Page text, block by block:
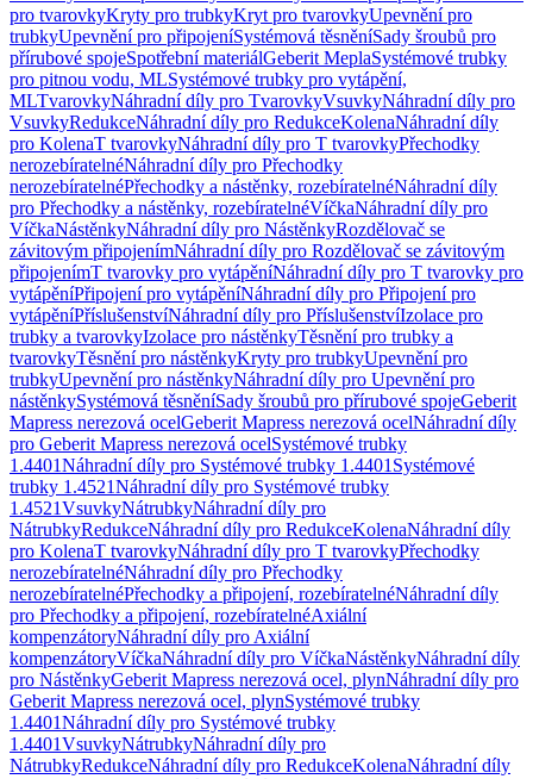
pro tvarovkyKryty pro trubkyKryt pro tvarovkyUpevnění pro
trubkyUpevnění pro připojeníSystémová těsněníSady šroubů pro
přírubové spojeSpotřební materiálGeberit MeplaSystémové trubky
pro pitnou vodu, MLSystémové trubky pro vytápění,
MLTvarovkyNáhradní díly pro TvarovkyVsuvkyNáhradní díly pro
VsuvkyRedukceNáhradní díly pro RedukceKolenaNáhradní díly
pro KolenaT tvarovkyNáhradní díly pro T tvarovkyPřechodky
nerozebíratelnéNáhradní díly pro Přechodky
nerozebíratelnéPřechodky a nástěnky, rozebíratelnéNáhradní díly
pro Přechodky a nástěnky, rozebíratelnéVíčkaNáhradní díly pro
VíčkaNástěnkyNáhradní díly pro NástěnkyRozdělovač se
závitovým připojenímNáhradní díly pro Rozdělovač se závitovým
připojenímT tvarovky pro vytápěníNáhradní díly pro T tvarovky pro
vytápěníPřipojení pro vytápěníNáhradní díly pro Připojení pro
vytápěníPříslušenstvíNáhradní díly pro PříslušenstvíIzolace pro
trubky a tvarovkyIzolace pro nástěnkyTěsnění pro trubky a
tvarovkyTěsnění pro nástěnkyKryty pro trubkyUpevnění pro
trubkyUpevnění pro nástěnkyNáhradní díly pro Upevnění pro
nástěnkySystémová těsněníSady šroubů pro přírubové spojeGeberit
Mapress nerezová ocelGeberit Mapress nerezová ocelNáhradní díly
pro Geberit Mapress nerezová ocelSystémové trubky
1.4401Náhradní díly pro Systémové trubky 1.4401 Systémové
trubky 1.4521Náhradní díly pro Systémové trubky
1.4521VsuvkyNátrubkyNáhradní díly pro
NátrubkyRedukceNáhradní díly pro RedukceKolenaNáhradní díly
pro KolenaT tvarovkyNáhradní díly pro T tvarovkyPřechodky
nerozebíratelnéNáhradní díly pro Přechodky
nerozebíratelnéPřechodky a připojení, rozebíratelnéNáhradní díly
pro Přechodky a připojení, rozebíratelnéAxiální
kompenzátoryNáhradní díly pro Axiální
kompenzátoryVíčkaNáhradní díly pro VíčkaNástěnkyNáhradní díly
pro NástěnkyGeberit Mapress nerezová ocel, plynNáhradní díly pro
Geberit Mapress nerezová ocel, plynSystémové trubky
1.4401Náhradní díly pro Systémové trubky
1.4401VsuvkyNátrubkyNáhradní díly pro
NátrubkyRedukceNáhradní díly pro RedukceKolenaNáhradní díly